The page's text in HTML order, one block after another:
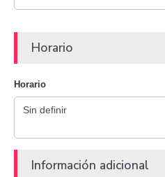
Horario
Horario
Información adicional